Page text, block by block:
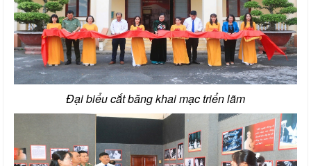
Đại biểu cắt băng khai mạc triển lãm